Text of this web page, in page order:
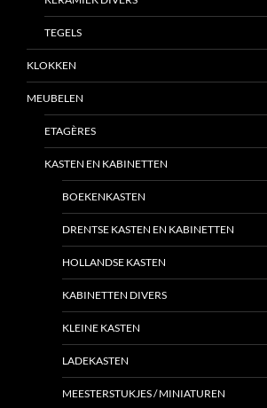
TEGELS
KLOKKEN
MEUBELEN
ETAGÈRES
KASTEN EN KABINETTEN
BOEKENKASTEN
DRENTSE KASTEN EN KABINETTEN
HOLLANDSE KASTEN
KABINETTEN DIVERS
KLEINE KASTEN
LADEKASTEN
MEESTERSTUKJES / MINIATUREN